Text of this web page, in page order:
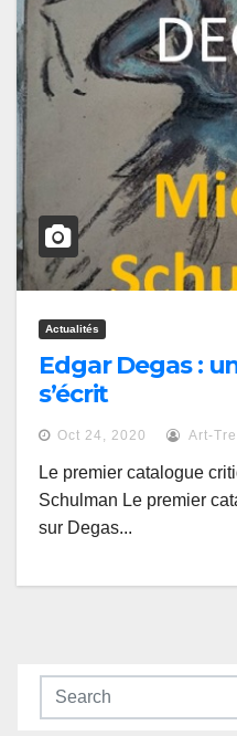
Actualités
Edgar Degas :
s’écrit
Oct 24, 2020 Art-
Le premier catalogue
Schulman Le premier
sur Degas...